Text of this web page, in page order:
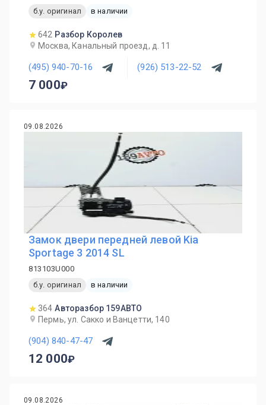
б.у. оригинал
в наличии
642 Разбор Королев
Москва, Канальный проезд, д. 11
(495) 940-70-16 (926) 513-22-52
7 000
09.08.2026
Замок двери передней левой Kia
Sportage 3 2014 SL
813103U000
б.у. оригинал
в наличии
364 Авторазбор 159АВТО
Пермь, ул. Сакко и Ванцетти, 140
(904) 840-47-47
12 000
09.08.2026